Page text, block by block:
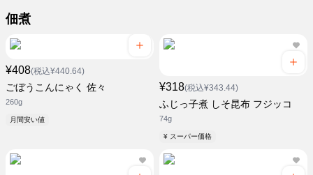
佃煮
¥408(税込¥440.64)
ごぼうこんにゃく 佐々
260g
月間安い値
¥318(税込¥343.44)
ふじっ子煮 しそ昆布 フジッコ
74g
¥ スーパー価格